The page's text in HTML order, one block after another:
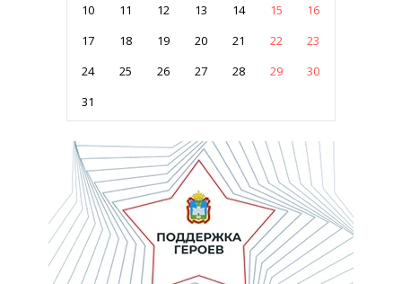
10
11 12 13 14 15
16
17
18 19 20 21 22
23
24
25 26 27 28 29
30
31